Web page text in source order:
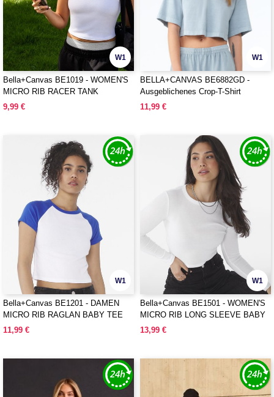
W1
Bella+Canvas BE1019 - WOMEN'S
MICRO RIB RACER TANK
9,99 €
W1
BELLA+CANVAS BE6882GD -
Ausgeblichenes Crop-T-Shirt
11,99 €
W1
Bella+Canvas BE1201 - DAMEN
MICRO RIB RAGLAN BABY TEE
11,99 €
W1
Bella+Canvas BE1501 - WOMEN'S
MICRO RIB LONG SLEEVE BABY
TEE
13,99 €